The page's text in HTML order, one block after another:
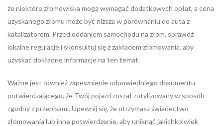
że niektóre złomowiska mogą wymagać dodatkowych opłat, a cena
uzyskanego złomu może być niższa w porównaniu do auta z
katalizatorem. Przed oddaniem samochodu na złom, sprawdź
lokalne regulacje i skonsultuj się z zakładem złomowania, aby
uzyskać dokładne informacje na ten temat.
Ważne jest również zapewnienie odpowiedniego dokumentu
potwierdzającego, że Twój pojazd został zutylizowany w sposób
zgodny z przepisami. Upewnij się, że otrzymasz świadectwo
złomowania lub inne potwierdzenie, aby uniknąć jakichkolwiek